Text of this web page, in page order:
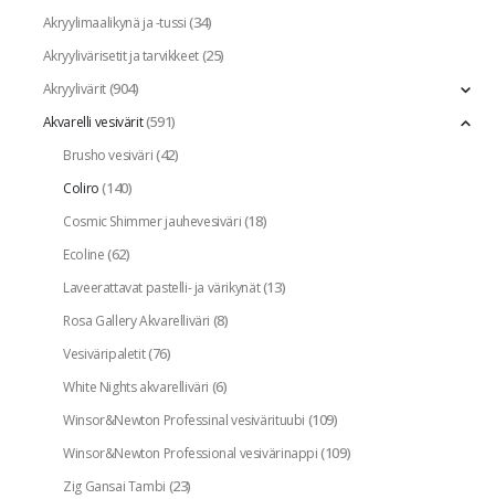
Akryylimaalikynä ja -tussi(34)
Akryylivärisetit ja tarvikkeet(25)
Akryylivärit(904)
Akvarelli vesivärit(591)
Brusho vesiväri(42)
Coliro (140)
Cosmic Shimmer jauhevesiväri(18)
Ecoline(62)
Laveerattavat pastelli- ja värikynät(13)
Rosa Gallery Akvarelliväri (8)
Vesiväripaletit(76)
White Nights akvarelliväri (6)
Winsor&Newton Professinal vesivärituubi (109)
Winsor&Newton Professional vesivärinappi(109)
Zig Gansai Tambi (23)